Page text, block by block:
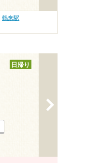
鶴来駅
日帰り